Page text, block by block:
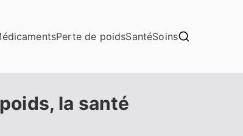
Perte de poidsSantéSoins
la santé